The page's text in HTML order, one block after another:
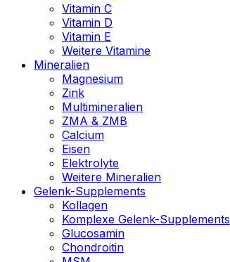
Vitamin C
Vitamin D
Vitamin E
Weitere Vitamine
Mineralien
Magnesium
Zink
Multimineralien
ZMA & ZMB
Calcium
Eisen
Elektrolyte
Weitere Mineralien
Gelenk-Supplements
Kollagen
Komplexe Gelenk-Supplements
Glucosamin
Chondroitin